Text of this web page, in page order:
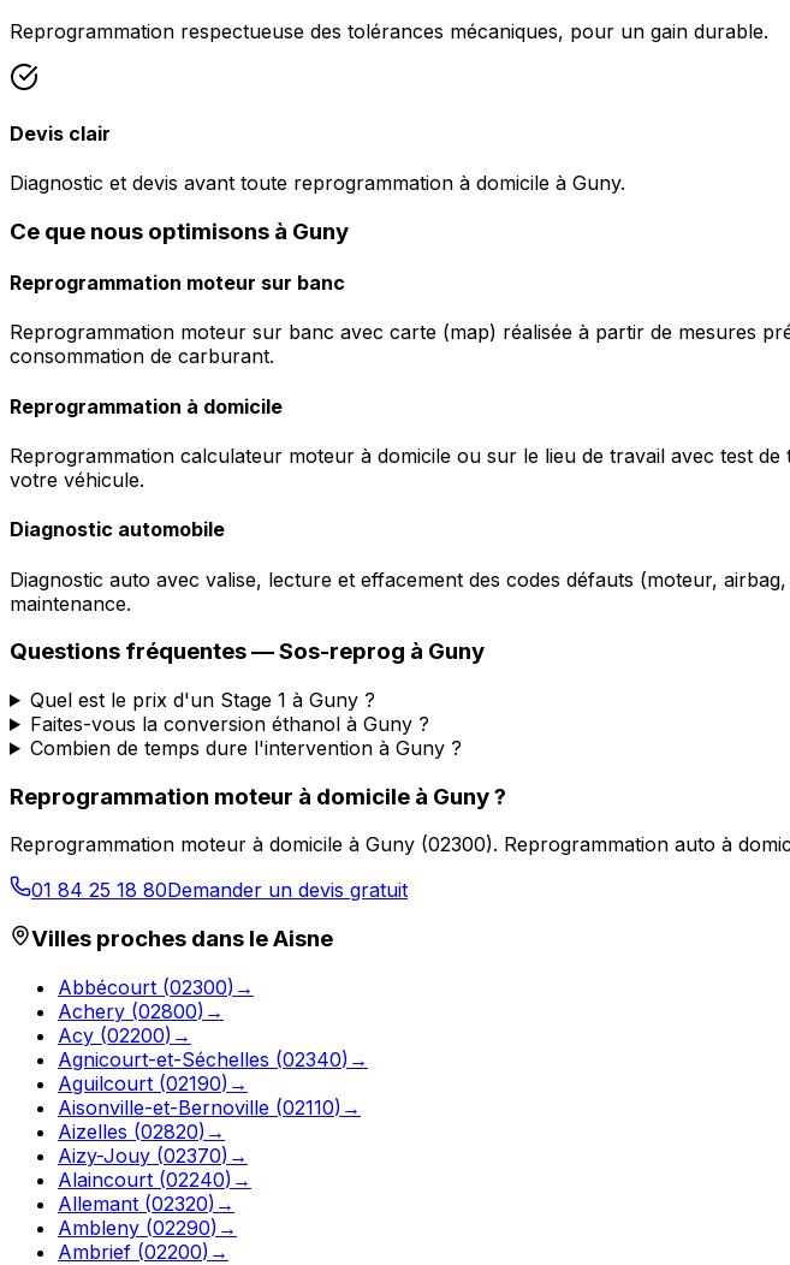
Reprogrammation respectueuse des tolérances mécaniques, pour un gain durable.
Devis clair
Diagnostic et devis avant toute reprogrammation à domicile à Guny.
Ce que nous optimisons à Guny
Reprogrammation moteur sur banc
Reprogrammation moteur sur banc avec carte (map) réalisée à partir de mesures
consommation de carburant.
Reprogrammation à domicile
Reprogrammation calculateur moteur à domicile ou sur le lieu de travail avec test
votre véhicule.
Diagnostic automobile
Diagnostic auto avec valise, lecture et effacement des codes défauts (moteur,
maintenance.
Questions fréquentes —Sos-reprog à Guny
Quel est le prix d'un Stage 1 à Guny ?
Faites-vous la conversion éthanol à Guny ?
Combien de temps dure l'intervention à Guny ?
Reprogrammation moteur à domicile à Guny?
Reprogrammation moteur à domicile à Guny (02300). Reprogrammation auto à
01 84 25 18 80Demander un devis gratuit
Villes proches dans leAisne
Abbécourt (02300) →
Achery (02800) →
Acy (02200) →
Agnicourt-et-Séchelles (02340) →
Aguilcourt (02190) →
Aisonville-et-Bernoville (02110) →
Aizelles (02820) →
Aizy-Jouy (02370) →
Alaincourt (02240) →
Allemant (02320) →
Ambleny (02290) →
Ambrief (02200) →